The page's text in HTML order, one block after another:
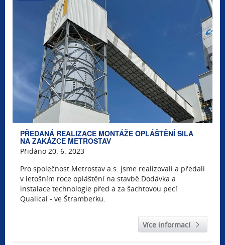
PŘEDANÁ REALIZACE MONTÁŽE OPLÁŠTĚNÍ SILA
NA ZAKÁZCE METROSTAV
Přidáno 20. 6. 2023
Pro společnost Metrostav a.s. jsme realizovali a předali
v letošním roce opláštění na stavbě Dodávka a
instalace technologie před a za šachtovou pecí
Qualical - ve Štramberku.
Více informací